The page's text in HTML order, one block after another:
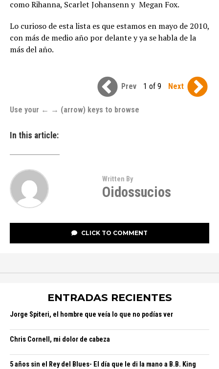
como Rihanna, Scarlet Johansenn y Megan Fox.
Lo curioso de esta lista es que estamos en mayo de 2010,
con más de medio año por delante y ya se habla de la
más del año.
Prev 1 of 9 Next
Use your ← → (arrow) keys to browse
In this article:
Written By
Oidossucios
CLICK TO COMMENT
ENTRADAS RECIENTES
Jorge Spiteri, el hombre que veía lo que no podías ver
Chris Cornell, mi dolor de cabeza
5 años sin el Rey del Blues- El día que le di la mano a B.B. King